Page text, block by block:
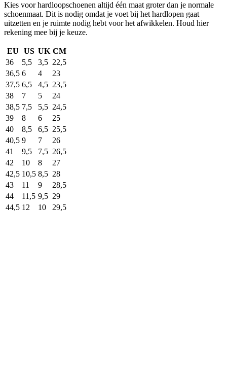
Kies voor hardloopschoenen altijd één maat groter dan je normale
schoenmaat. Dit is nodig omdat je voet bij het hardlopen gaat
uitzetten en je ruimte nodig hebt voor het afwikkelen. Houd hier
rekening mee bij je keuze.
EU US UK CM
36
5,5 3,5 22,5
36,5 6 4
23
37,5 6,5 4,5 23,5
38
7 5
24
38,5 7,5 5,5 24,5
39
8 6
25
40
8,5 6,5 25,5
40,5 9 7
26
41
9,5 7,5 26,5
42
10 8
27
42,5 10,5 8,5 28
43
11 9
28,5
44
11,5 9,5 29
44,5 12 10 29,5